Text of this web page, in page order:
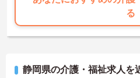
ており、多職種と連携しながら専門
★おすすめPOINT★
実施し、ｅラーニングを用いた学習
る
静岡県の介護・福祉求人を